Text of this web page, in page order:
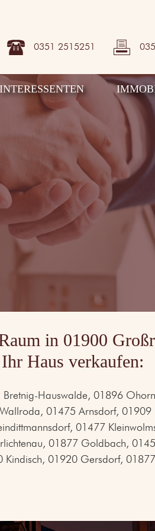
0351 2515251
in 01900
Haus verkaufen:
Hauswalde, 01896
01475 Arnsdorf,
01477
01877 Goldbach,
01920 Gersdorf,